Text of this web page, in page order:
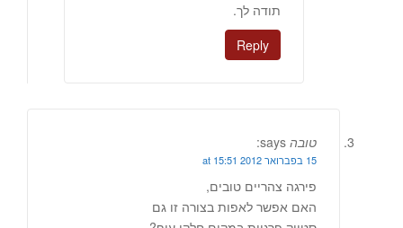
תודה לך.
Reply
טובה says:
15 בפברואר 2012 at 15:51
פירגה צהריים טובים,
האם אפשר לאפות בצורה זו גם